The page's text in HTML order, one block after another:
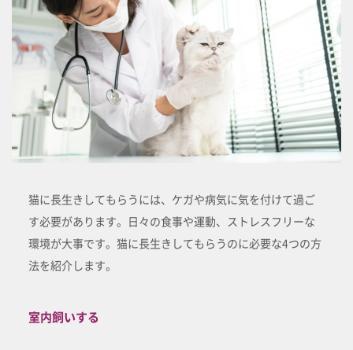
猫に長生きしてもらうには、ケガや病気に気を付けて過ご
す必要があります。日々の食事や運動、ストレスフリーな
環境が大事です。猫に長生きしてもらうのに必要な4つの方
法を紹介します。
室内飼いする